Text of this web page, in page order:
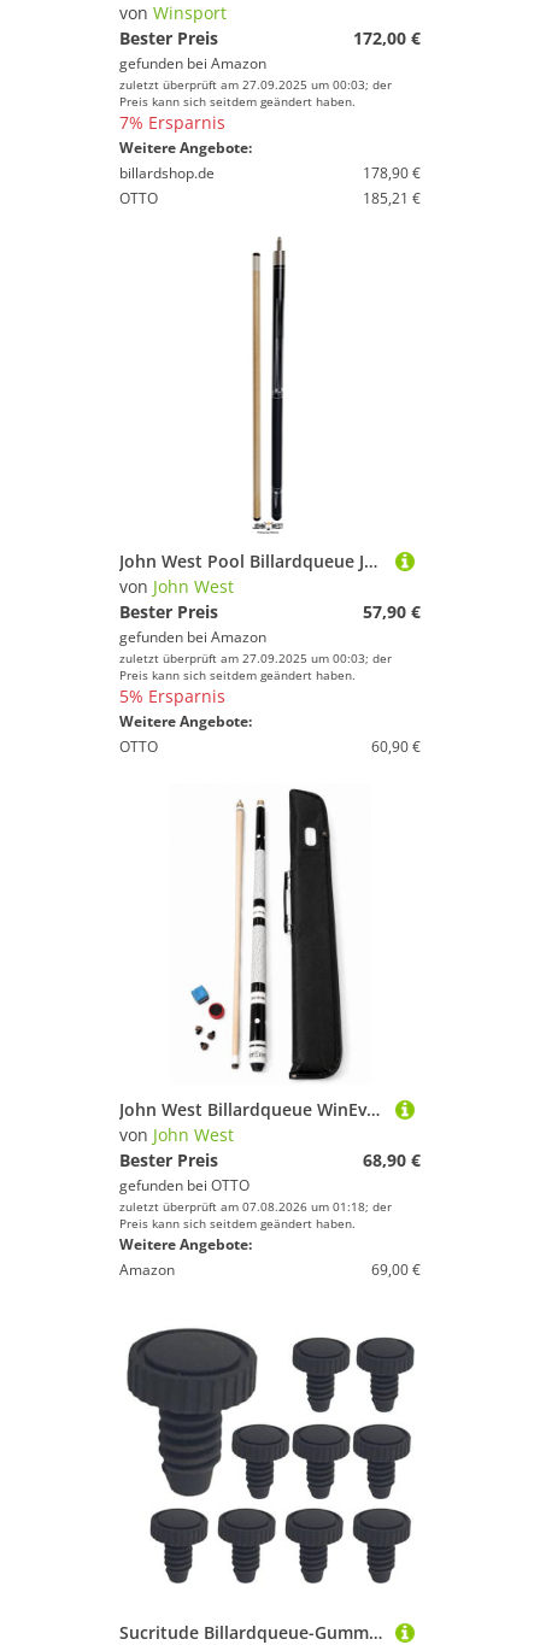
von Winsport
Bester Preis
172,00 €
gefunden bei Amazon
zuletzt überprüft am 27.09.2025 um 00:03; der
Preis kann sich seitdem geändert haben.
7% Ersparnis
Weitere Angebote:
billardshop.de
178,90 €
OTTO
185,21 €
John West Pool Billardqueue Junior 2-teilig 100 cm
von John West
Bester Preis
57,90 €
gefunden bei Amazon
zuletzt überprüft am 27.09.2025 um 00:03; der
Preis kann sich seitdem geändert haben.
5% Ersparnis
Weitere Angebote:
OTTO
60,90 €
John West Billardqueue WinEver Billardqueue Set inkl. Tasche, Kreide, Trimmer und Ersatzleder, (1-tlg)
von John West
Bester Preis
68,90 €
gefunden bei OTTO
zuletzt überprüft am 07.08.2026 um 01:18; der
Preis kann sich seitdem geändert haben.
Weitere Angebote:
Amazon
69,00 €
Sucritude Billardqueue-Gummipfropfen - 10er Set Gummibodenstopfen Schutzabdeckung Für Queue-Endstück,Leichte Ersatz Basis Schutzkappen für Billard Enthusiasten und Anfänger